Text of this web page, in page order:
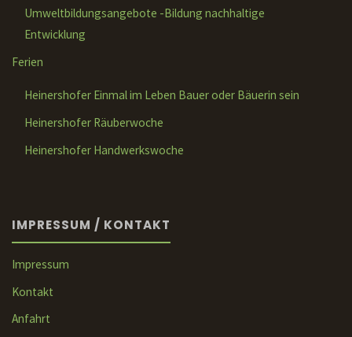
Umweltbildungsangebote -Bildung nachhaltige
Entwicklung
Ferien
Heinershofer Einmal im Leben Bauer oder Bäuerin sein
Heinershofer Räuberwoche
Heinershofer Handwerkswoche
IMPRESSUM / KONTAKT
Impressum
Kontakt
Anfahrt